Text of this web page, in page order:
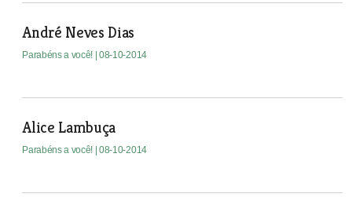
André Neves Dias
Parabéns a você! | 08-10-2014
Alice Lambuça
Parabéns a você! | 08-10-2014